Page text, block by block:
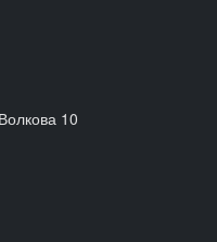
10